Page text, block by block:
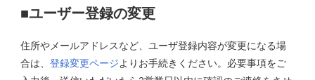
■ユーザー登録の変更
住所やメールアドレスなど、ユーザ登録内容が変更になる場
合は、 登録変更ページよりお手続きください。必要事項をご